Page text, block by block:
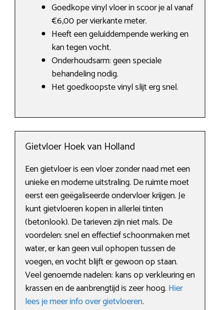
Goedkope vinyl vloer in scoor je al vanaf
€6,00 per vierkante meter.
Heeft een geluiddempende werking en
kan tegen vocht.
Onderhoudsarm: geen speciale
behandeling nodig.
Het goedkoopste vinyl slijt erg snel.
Gietvloer Hoek van Holland
Een gietvloer is een vloer zonder naad met een
unieke en moderne uitstraling. De ruimte moet
eerst een geëgaliseerde ondervloer krijgen. Je
kunt gietvloeren kopen in allerlei tinten
(betonlook). De tarieven zijn niet mals. De
voordelen: snel en effectief schoonmaken met
water, er kan geen vuil ophopen tussen de
voegen, en vocht blijft er gewoon op staan.
Veel genoemde nadelen: kans op verkleuring en
krassen en de aanbrengtijd is zeer hoog. Hier
lees je meer info over gietvloeren.